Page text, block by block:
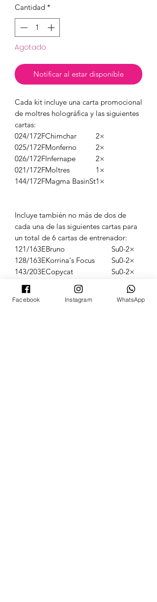
Cantidad *
Agotado
Notificar al estar disponible
Cada kit incluye una carta promocional
de moltres holográfica y las siguientes
cartas:
024/172FChimchar
2×
025/172FMonferno
2×
026/172FInfernape
2×
021/172FMoltres
1×
144/172FMagma BasinSt1×
Incluye también no más de dos de
cada una de las siguientes cartas para
un total de 6 cartas de entrenador:
121/163EBruno Su0-2×
128/163EKorrina's Focus Su0-2×
143/203ECopycat Su0-2×
130/172
0-2×
138/172
Cynthia's Ambition
0-2×
147/172
Professor's Research 0-2×
Facebook Instagram WhatsApp